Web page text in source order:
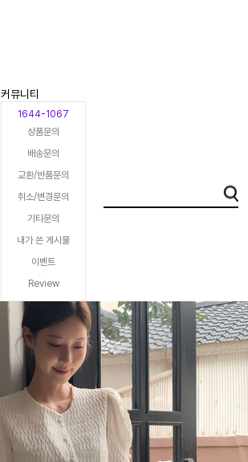
커뮤니티
1644-1067
상품문의
배송문의
교환/반품문의
취소/변경문의
기타문의
내가 쓴 게시물
이벤트
Review